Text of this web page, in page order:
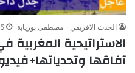
الحدث الافريقي _ مصطفى بوريابة 15
الاستراتيحية
آفاقها